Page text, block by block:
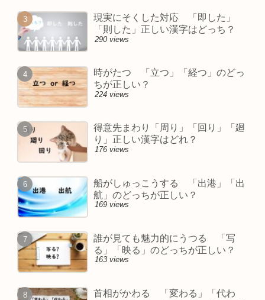
現実にそくした対応 「即した」
「則した」正しい漢字はどっち？
290 views
時がたつ 「立つ」「経つ」のどっ
ちが正しい？
224 views
得意先まわり「周り」「回り」「廻
り」正しい漢字はどれ？
176 views
船がしゅっこうする 「出港」「出
航」のどっちが正しい？
169 views
誰が見ても魅力的にうつる 「写
る」「映る」のどっちが正しい？
163 views
首相がかわる 「変わる」「代わ